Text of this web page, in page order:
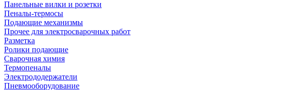
Панельные вилки и розетки
Пеналы-термосы
Подающие механизмы
Прочее для электросварочных работ
Разметка
Ролики подающие
Сварочная химия
Термопеналы
Электрододержатели
Пневмооборудование